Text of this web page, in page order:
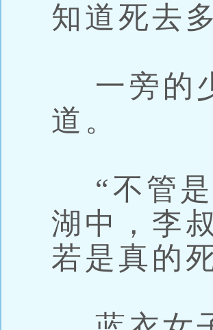
知道死去
一旁的
道。
“不管是
湖中，李
若是真的